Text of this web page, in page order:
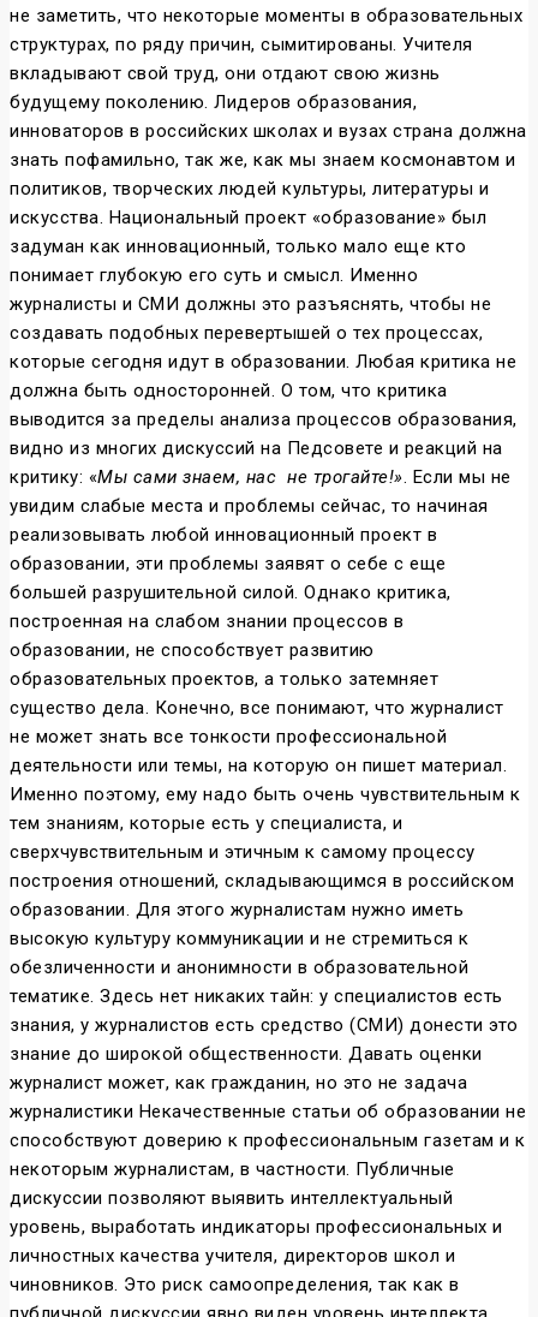
не заметить, что некоторые моменты в образовательных
структурах, по ряду причин, сымитированы. Учителя
вкладывают свой труд, они отдают свою жизнь
будущему поколению. Лидеров образования,
инноваторов в российских школах и вузах страна должна
знать пофамильно, так же, как мы знаем космонавтом и
политиков, творческих людей культуры, литературы и
искусства. Национальный проект «образование» был
задуман как инновационный, только мало еще кто
понимает глубокую его суть и смысл. Именно
журналисты и СМИ должны это разъяснять, чтобы не
создавать подобных перевертышей о тех процессах,
которые сегодня идут в образовании. Любая критика не
должна быть односторонней. О том, что критика
выводится за пределы анализа процессов образования,
видно из многих дискуссий на Педсовете и реакций на
критику: «Мы сами знаем, нас не трогайте!». Если мы не
увидим слабые места и проблемы сейчас, то начиная
реализовывать любой инновационный проект в
образовании, эти проблемы заявят о себе с еще
большей разрушительной силой. Однако критика,
построенная на слабом знании процессов в
образовании, не способствует развитию
образовательных проектов, а только затемняет
существо дела. Конечно, все понимают, что журналист
не может знать все тонкости профессиональной
деятельности или темы, на которую он пишет материал.
Именно поэтому, ему надо быть очень чувствительным к
тем знаниям, которые есть у специалиста, и
сверхчувствительным и этичным к самому процессу
построения отношений, складывающимся в российском
образовании. Для этого журналистам нужно иметь
высокую культуру коммуникации и не стремиться к
обезличенности и анонимности в образовательной
тематике. Здесь нет никаких тайн: у специалистов есть
знания, у журналистов есть средство (СМИ) донести это
знание до широкой общественности. Давать оценки
журналист может, как гражданин, но это не задача
журналистики Некачественные статьи об образовании не
способствуют доверию к профессиональным газетам и к
некоторым журналистам, в частности. Публичные
дискуссии позволяют выявить интеллектуальный
уровень, выработать индикаторы профессиональных и
личностных качества учителя, директоров школ и
чиновников. Это риск самоопределения, так как в